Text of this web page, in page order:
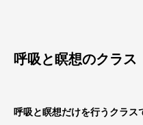
呼吸と瞑想のクラス
呼吸と瞑想だけを行うクラ